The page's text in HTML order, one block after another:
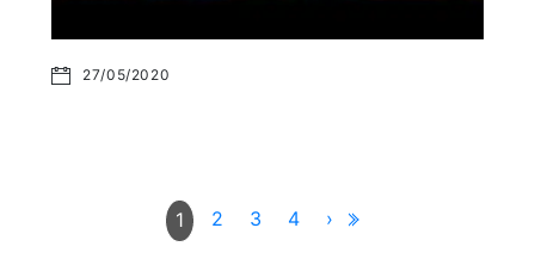
27/05/2020
1 2 3 4 ›